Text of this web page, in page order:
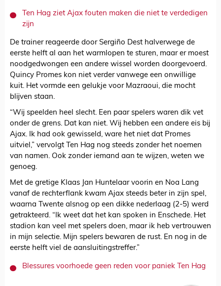
Ten Hag ziet Ajax fouten maken die niet te verdedigen
zijn
De trainer reageerde door Sergiño Dest halverwege de
eerste helft al aan het warmlopen te sturen, maar er moest
noodgedwongen een andere wissel worden doorgevoerd.
Quincy Promes kon niet verder vanwege een onwillige
kuit. Het vormde een gelukje voor Mazraoui, die mocht
blijven staan.
“Wij speelden heel slecht. Een paar spelers waren dik vet
onder de grens. Dat kan niet. Wij hebben een andere eis bij
Ajax. Ik had ook gewisseld, ware het niet dat Promes
uitviel,” vervolgt Ten Hag nog steeds zonder het noemen
van namen. Ook zonder iemand aan te wijzen, weten we
genoeg.
Met de gretige Klaas Jan Huntelaar voorin en Noa Lang
vanaf de rechterflank kwam Ajax steeds beter in zijn spel,
waarna Twente alsnog op een dikke nederlaag (2-5) werd
getrakteerd. “Ik weet dat het kan spoken in Enschede. Het
stadion kan veel met spelers doen, maar ik heb vertrouwen
in mijn selectie. Mijn spelers bewaren de rust. En nog in de
eerste helft viel de aansluitingstreffer.”
Blessures voorhoede geen reden voor paniek Ten Hag